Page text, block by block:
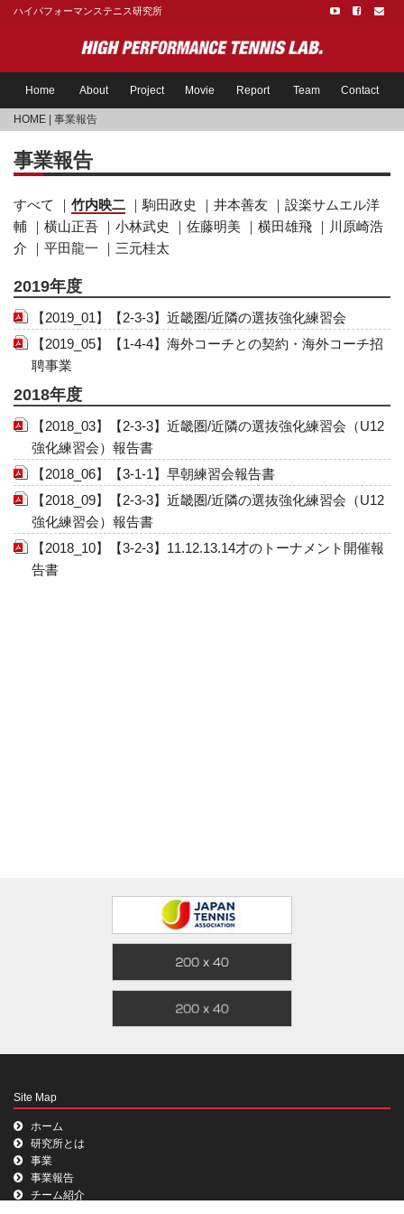
ハイパフォーマンステニス研究所
Home About Project Movie Report Team Contact
HOME | 事業報告
事業報告
すべて ｜ 竹内映二 ｜ 駒田政史 ｜ 井本善友 ｜ 設楽サムエル洋
輔 ｜ 横山正吾 ｜ 小林武史 ｜ 佐藤明美 ｜ 横田雄飛 ｜ 川原崎浩
介 ｜ 平田龍一 ｜ 三元桂太
2019年度
【2019_01】【2-3-3】近畿圏/近隣の選抜強化練習会
【2019_05】【1-4-4】海外コーチとの契約・海外コーチ招
聘事業
2018年度
【2018_03】【2-3-3】近畿圏/近隣の選抜強化練習会（U12
強化練習会）報告書
【2018_06】【3-1-1】早朝練習会報告書
【2018_09】【2-3-3】近畿圏/近隣の選抜強化練習会（U12
強化練習会）報告書
【2018_10】【3-2-3】11.12.13.14才のトーナメント開催報
告書
Site Map
ホーム
研究所とは
事業
事業報告
チーム紹介